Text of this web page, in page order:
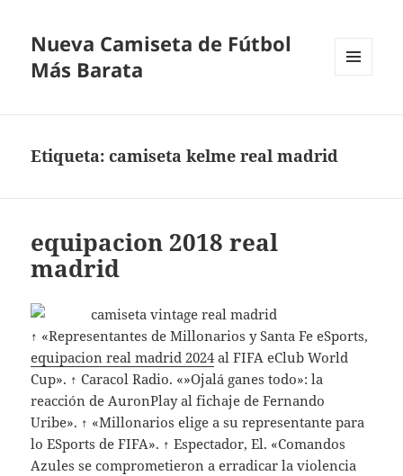
Nueva Camiseta de Fútbol
Más Barata
Etiqueta:camiseta kelme real madrid
equipacion 2018 real
madrid
↑ «Representantes de Millonarios y Santa Fe eSports,
equipacion real madrid 2024al FIFA eClub World
Cup». ↑ Caracol Radio. «»Ojalá ganes todo»: la
reacción de AuronPlay al fichaje de Fernando
Uribe». ↑ «Millonarios elige a su representante para
lo ESports de FIFA». ↑ Espectador, El. «Comandos
Azules se comprometieron a erradicar la violencia